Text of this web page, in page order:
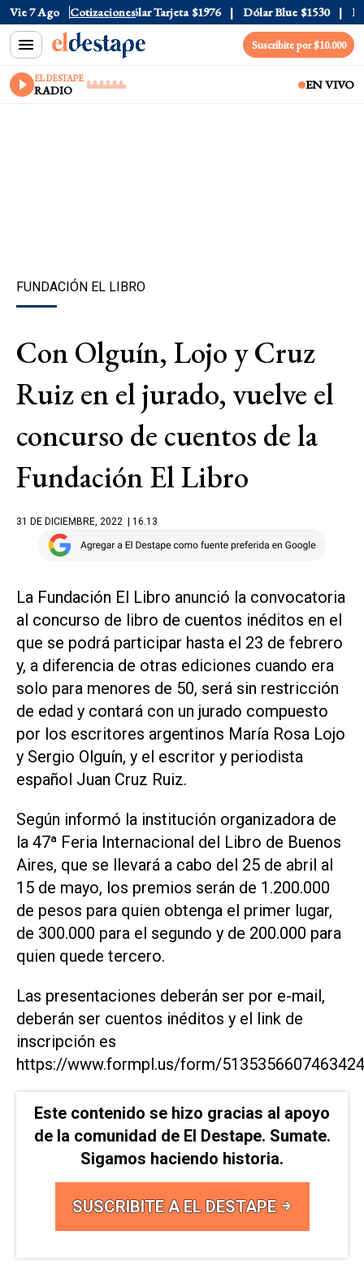
Vie 7 Ago Cotizaciones
Oficial $1520 Dólar Tarjeta $1976 Dólar Blue $1530
Suscribite por $10.000
EL DESTAPE
RADIO EN VIVO
FUNDACIÓN EL LIBRO
Con Olguín, Lojo y Cruz
Ruiz en el jurado, vuelve el
concurso de cuentos de la
Fundación El Libro
31 DE DICIEMBRE, 2022 | 16.13
La Fundación El Libro anunció la convocatoria
al concurso de libro de cuentos inéditos en el
que se podrá participar hasta el 23 de febrero
y, a diferencia de otras ediciones cuando era
solo para menores de 50, será sin restricción
de edad y contará con un jurado compuesto
por los escritores argentinos María Rosa Lojo
y Sergio Olguín, y el escritor y periodista
español Juan Cruz Ruiz.
Según informó la institución organizadora de
la 47ª Feria Internacional del Libro de Buenos
Aires, que se llevará a cabo del 25 de abril al
15 de mayo, los premios serán de 1.200.000
de pesos para quien obtenga el primer lugar,
de 300.000 para el segundo y de 200.000 para
quien quede tercero.
Las presentaciones deberán ser por e-mail,
deberán ser cuentos inéditos y el link de
inscripción es
https://www.formpl.us/form/
Este contenido se hizo gracias al apoyo
de la comunidad de El Destape. Sumate.
Sigamos haciendo historia.
SUSCRIBITE A EL DESTAPE